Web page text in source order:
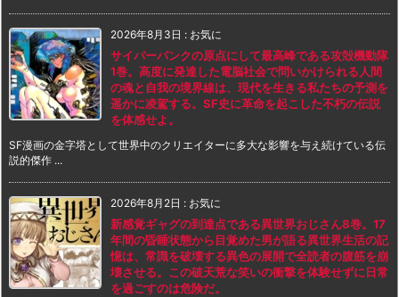
2026年8月3日 : お気に
サイバーパンクの原点にして最高峰である攻殻機動隊
1巻。高度に発達した電脳社会で問いかけられる人間
の魂と自我の境界線は、現代を生きる私たちの予測を
遥かに凌駕する。SF史に革命を起こした不朽の伝説
を体感せよ。
SF漫画の金字塔として世界中のクリエイターに多大な影響を与え続けている伝
説的傑作 ...
2026年8月2日 : お気に
新感覚ギャグの到達点である異世界おじさん8巻。17
年間の昏睡状態から目覚めた男が語る異世界生活の記
憶は、常識を破壊する異色の展開で全読者の腹筋を崩
壊させる。この破天荒な笑いの衝撃を体験せずに日常
を過ごすのは危険だ。